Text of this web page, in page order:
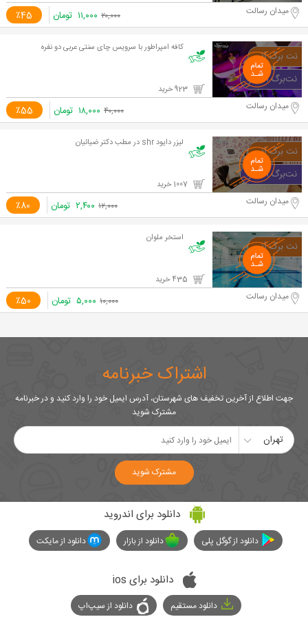
٪45 میدان رسالت ۲۰,۰۰۰ ۱۱,۰۰۰ تومان
کافه امپراطور با سرویس چای سنتی عربی دو نفره
٪55 میدان رسالت ۴۰,۰۰۰ ۱۸,۰۰۰ تومان
لیزر دایود shr در مطب دکتر ضیائیان
٪80 میدان رسالت ۱۲,۰۰۰ ۲,۴۰۰ تومان
استخر ملوان
٪50 میدان رسالت ۱۰,۰۰۰ ۵,۰۰۰ تومان
اشتراک خبرنامه
جهت اطلاع از آخرین تخفیف های شهرستان، آدرس ایمیل خود را وارد کنید و در خبرنامه
مشترک شوید
تهران
مشترک شوید
دانلود برای اندروید
دانلود از گوگل پلی دانلود از بازار دانلود از مایکت
دانلود برای ios
دانلود مستقیم دانلود از سیپ‌اپ